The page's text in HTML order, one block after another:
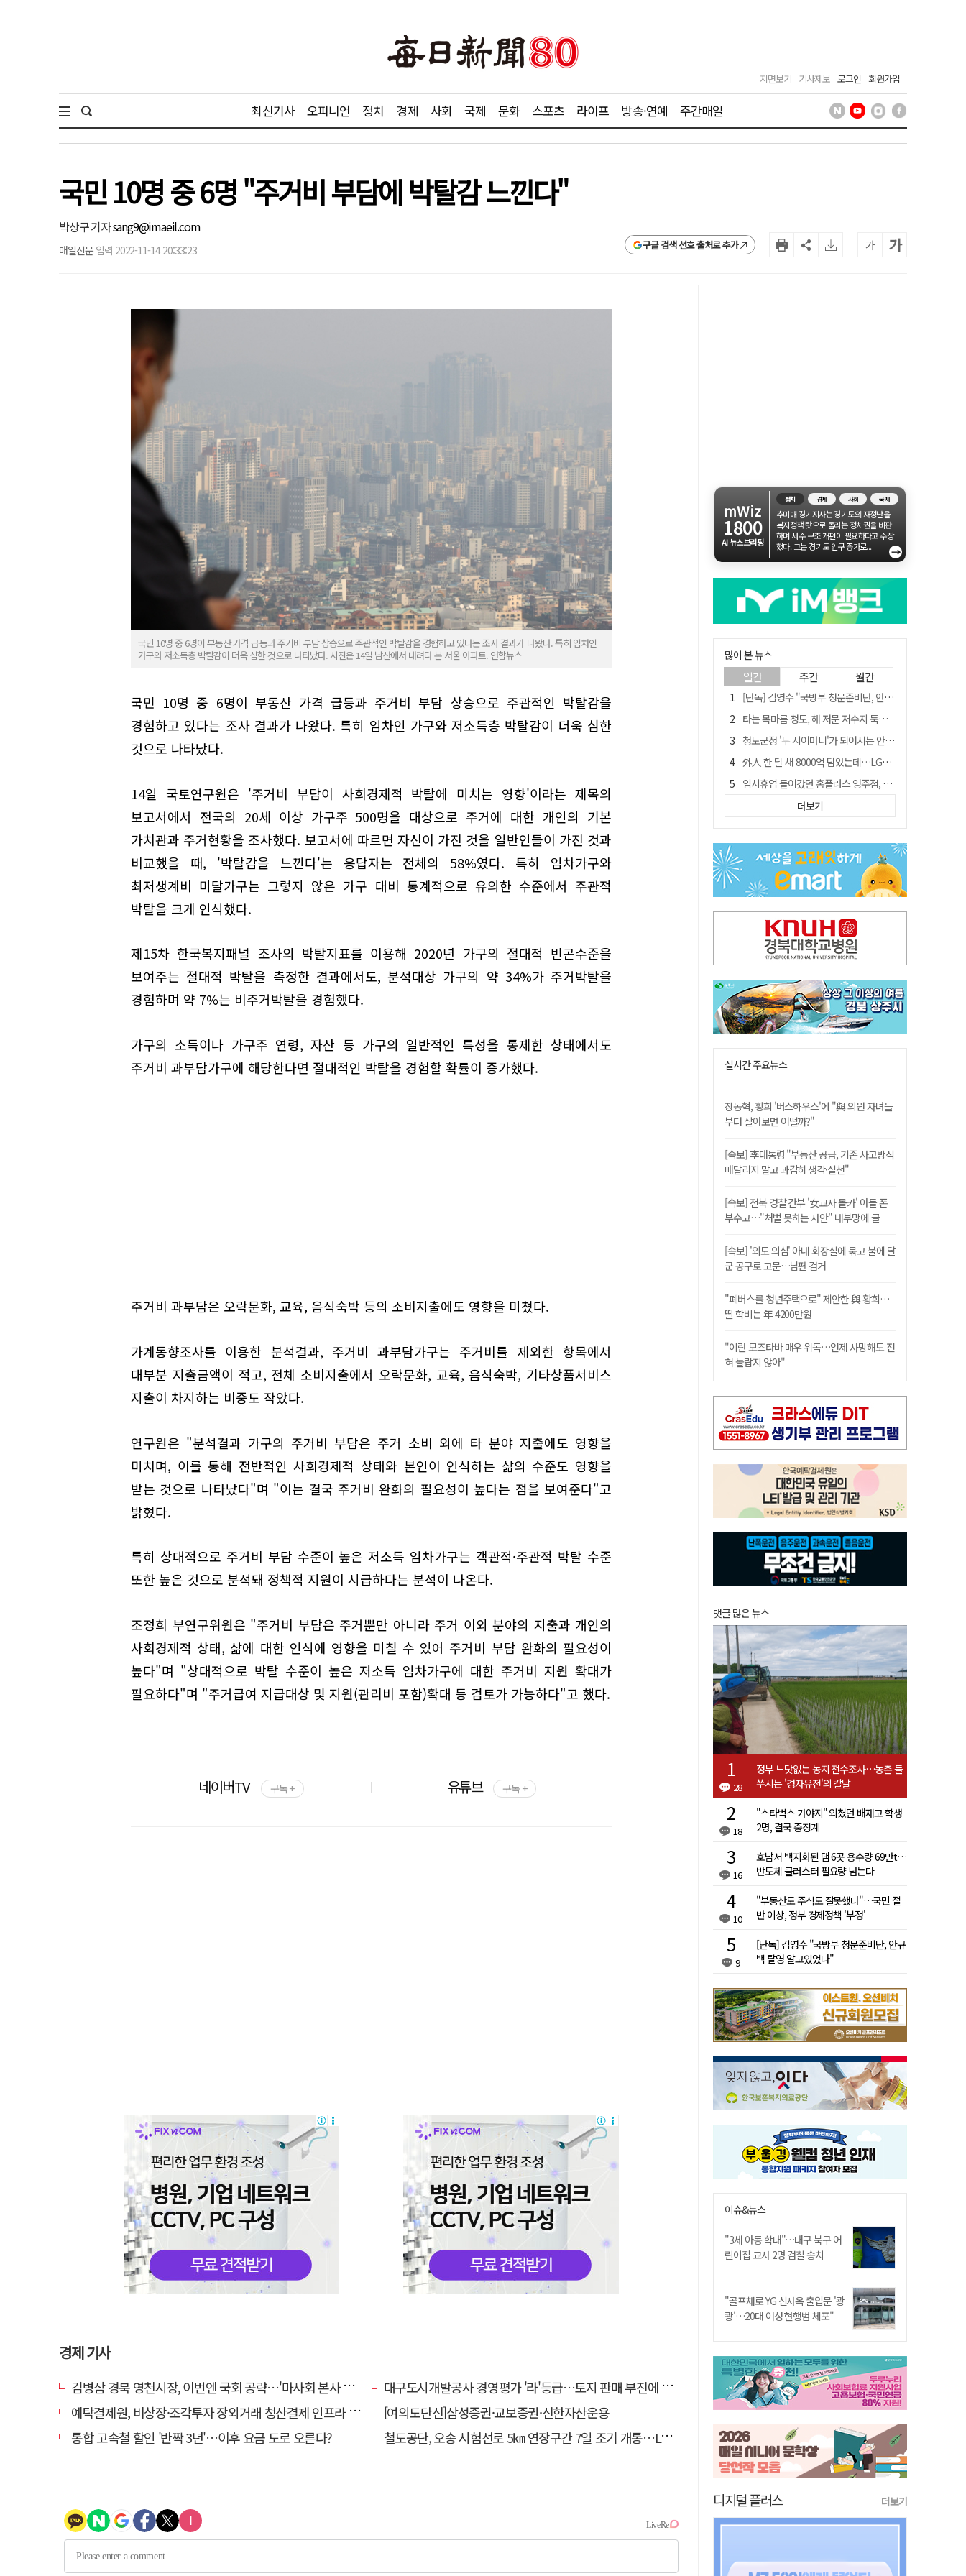
지면보기 기사제보 로그인 회원가입
최신기사 오피니언 정치 경제 사회 국제 문화 스포츠 라이프 방송·연예 주간매일
국민 10명 중 6명 "주거비 부담에 박탈감 느낀다"
박상구 기자sang9@imaeil.com
매일신문 입력 2022-11-14 20:33:23 구글 검색 선호 출처로 추가 가 가
국민 10명 중 6명이 부동산 가격 급등과 주거비 부담 상승으로 주관적인 박탈감을 경험하고 있다는 조사 결과가 나왔다. 특히 임차인
가구와 저소득층 박탈감이 더욱 심한 것으로 나타났다. 사진은 14일 남산에서 내려다 본 서울 아파트. 연합뉴스
국민 10명 중 6명이 부동산 가격 급등과 주거비 부담 상승으로 주관적인 박탈감을
경험하고 있다는 조사 결과가 나왔다. 특히 임차인 가구와 저소득층 박탈감이 더욱 심한
것으로 나타났다.
14일 국토연구원은 '주거비 부담이 사회경제적 박탈에 미치는 영향'이라는 제목의
보고서에서 전국의 20세 이상 가구주 500명을 대상으로 주거에 대한 개인의 기본
가치관과 주거현황을 조사했다. 보고서에 따르면 자신이 가진 것을 일반인들이 가진 것과
비교했을 때, '박탈감을 느낀다'는 응답자는 전체의 58%였다. 특히 임차가구와
최저생계비 미달가구는 그렇지 않은 가구 대비 통계적으로 유의한 수준에서 주관적
박탈을 크게 인식했다.
제15차 한국복지패널 조사의 박탈지표를 이용해 2020년 가구의 절대적 빈곤수준을
보여주는 절대적 박탈을 측정한 결과에서도, 분석대상 가구의 약 34%가 주거박탈을
경험하며 약 7%는 비주거박탈을 경험했다.
가구의 소득이나 가구주 연령, 자산 등 가구의 일반적인 특성을 통제한 상태에서도
주거비 과부담가구에 해당한다면 절대적인 박탈을 경험할 확률이 증가했다.
주거비 과부담은 오락문화, 교육, 음식숙박 등의 소비지출에도 영향을 미쳤다.
가계동향조사를 이용한 분석결과, 주거비 과부담가구는 주거비를 제외한 항목에서
대부분 지출금액이 적고, 전체 소비지출에서 오락문화, 교육, 음식숙박, 기타상품서비스
지출이 차지하는 비중도 작았다.
연구원은 "분석결과 가구의 주거비 부담은 주거 소비 외에 타 분야 지출에도 영향을
미치며, 이를 통해 전반적인 사회경제적 상태와 본인이 인식하는 삶의 수준도 영향을
받는 것으로 나타났다"며 "이는 결국 주거비 완화의 필요성이 높다는 점을 보여준다"고
밝혔다.
특히 상대적으로 주거비 부담 수준이 높은 저소득 임차가구는 객관적·주관적 박탈 수준
또한 높은 것으로 분석돼 정책적 지원이 시급하다는 분석이 나온다.
조정희 부연구위원은 "주거비 부담은 주거뿐만 아니라 주거 이외 분야의 지출과 개인의
사회경제적 상태, 삶에 대한 인식에 영향을 미칠 수 있어 주거비 부담 완화의 필요성이
높다"며 "상대적으로 박탈 수준이 높은 저소득 임차가구에 대한 주거비 지원 확대가
필요하다"며 "주거급여 지급대상 및 지원(관리비 포함)확대 등 검토가 가능하다"고 했다.
네이버TV 구독 + 유튜브 구독 +
경제 기사
김병삼 경북 영천시장, 이번엔 국회 공략…'마사회 본사 이전·광역교통망 확충' 요청
대구도시개발공사 경영평가 '라'등급…토지 판매 부진에 1년 만에 두 단계 '뚝'
예탁결제원, 비상장·조각투자 장외거래 청산결제 인프라 구축 착수…연내 가동
[여의도단신]삼성증권·교보증권·신한자산운용
통합 고속철 할인 '반짝 3년'…이후 요금 도로 오른다?
철도공단, 오송 시험선로 5㎞ 연장구간 7일 조기 개통…LA 메트로 사업 지원
mWiz
1800
AI 뉴스브리핑
정치 경제 사회 국제
추미애 경기지사는 경기도의 재정난을
복지정책 탓으로 돌리는 정치권을 비판
하며 세수 구조 개편이 필요하다고 주장
했다. 그는 경기도 인구 증가로...
→
많이 본 뉴스
일간 주간 월간
[단독] 김영수 "국방부 청문준비단, 안규백 탈영 알고있었다"
타는 목마름 청도, 해 저문 저수지 둑에 군수가 서 있었다
청도군정 '두 시어머니'가 되어서는 안된다
外人 한 달 새 8000억 담았는데…LG이노텍 목표주가는 왜 엇갈릴까
임시휴업 들어갔던 홈플러스 영주점, 7일 영업 재개…지하 1층만 운영
신세계사이먼, 대구 아울렛 토지매매 계약 체결… 사업 본궤도
"폐기 버스 개조해 청년주택" 與 황희…'딸 학비는 年 4200만원'
이의준 전 경북도 새마을봉사과장, 제28대 울릉군 부군수 취임
"상법개정해도 주주가 '봉'"…하이닉스 솔리다임 상장설에 술렁[개미와글와글]
더보기
실시간 주요뉴스
장동혁, 황희 '버스하우스'에 "與 의원 자녀들
부터 살아보면 어떨까?"
[속보] 李대통령 "부동산 공급, 기존 사고방식
매달리지 말고 과감히 생각·실천"
[속보] 전북 경찰 간부 '女교사 몰카' 아들 폰
부수고…"처벌 못하는 사안" 내부망에 글
[속보] '외도 의심' 아내 화장실에 묶고 불에 달
군 공구로 고문…남편 검거
"폐버스를 청년주택으로" 제안한 與 황희…
딸 학비는 年 4200만원
"이란 모즈타바 매우 위독…언제 사망해도 전
혀 놀랍지 않아"
댓글 많은 뉴스
28
정부 느닷없는 농지 전수조사…농촌 들
쑤시는 '경자유전'의 칼날
18
"스타벅스 가야지" 외쳤던 배재고 학생
2명, 결국 중징계
16
호남서 백지화된 댐 6곳 용수량 69만t…
반도체 클러스터 필요량 넘는다
10
"부동산도 주식도 잘못했다"…국민 절
반 이상, 정부 경제정책 '부정'
9
[단독] 김영수 "국방부 청문준비단, 안규
백 탈영 알고있었다"
이슈&뉴스
"3세 아동 학대"…대구 북구 어
린이집 교사 2명 검찰 송치
"골프채로 YG 신사옥 출입문 '쾅
쾅'…20대 여성 현행범 체포"
디지털 플러스 더보기